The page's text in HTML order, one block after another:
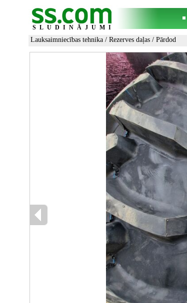
SLUDINĀJUMI
Lauksaimniecības tehnika / Rezerves daļas / Pārdod